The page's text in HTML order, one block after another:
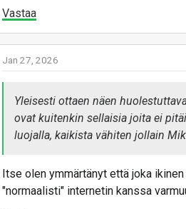
Vastaa
Jan 27, 2026
Yleisesti ottaen näen
ovat kuitenkin sellaisia joita ei
luojalla, kaikista vähiten jollain
Itse olen ymmärtänyt että joka
"normaalisti" internetin kanssa